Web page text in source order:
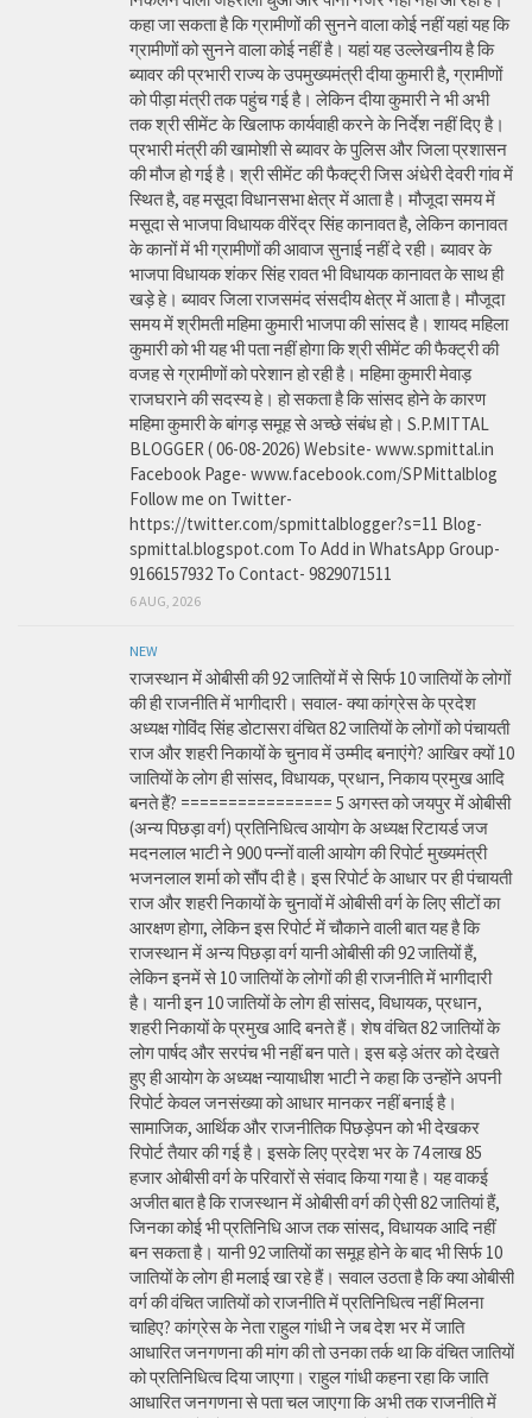
कहा जा सकता है कि ग्रामीणों की सुनने वाला कोई नहीं यहां यह कि
ग्रामीणों को सुनने वाला कोई नहीं है। यहां यह उल्लेखनीय है कि
ब्यावर की प्रभारी राज्य के उपमुख्यमंत्री दीया कुमारी है, ग्रामीणों
को पीड़ा मंत्री तक पहुंच गई है। लेकिन दीया कुमारी ने भी अभी
तक श्री सीमेंट के खिलाफ कार्यवाही करने के निर्देश नहीं दिए है।
प्रभारी मंत्री की खामोशी से ब्यावर के पुलिस और जिला प्रशासन
की मौज हो गई है। श्री सीमेंट की फैक्ट्री जिस अंधेरी देवरी गांव में
स्थित है, वह मसूदा विधानसभा क्षेत्र में आता है। मौजूदा समय में
मसूदा से भाजपा विधायक वीरेंद्र सिंह कानावत है, लेकिन कानावत
के कानों में भी ग्रामीणों की आवाज सुनाई नहीं दे रही। ब्यावर के
भाजपा विधायक शंकर सिंह रावत भी विधायक कानावत के साथ ही
खड़े हे। ब्यावर जिला राजसमंद संसदीय क्षेत्र में आता है। मौजूदा
समय में श्रीमती महिमा कुमारी भाजपा की सांसद है। शायद महिला
कुमारी को भी यह भी पता नहीं होगा कि श्री सीमेंट की फैक्ट्री की
वजह से ग्रामीणों को परेशान हो रही है। महिमा कुमारी मेवाड़
राजघराने की सदस्य हे। हो सकता है कि सांसद होने के कारण
महिमा कुमारी के बांगड़ समूह से अच्छे संबंध हो। S.P.MITTAL
BLOGGER ( 06-08-2026) Website- www.spmittal.in
Facebook Page- www.facebook.com/SPMittalblog
Follow me on Twitter-
https://twitter.com/spmittalblogger?s=11 Blog-
spmittal.blogspot.com To Add in WhatsApp Group-
9166157932 To Contact- 9829071511
6 AUG, 2026
NEW
राजस्थान में ओबीसी की 92 जातियों में से सिर्फ 10 जातियों के लोगों
की ही राजनीति में भागीदारी। सवाल- क्या कांग्रेस के प्रदेश
अध्यक्ष गोविंद सिंह डोटासरा वंचित 82 जातियों के लोगों को पंचायती
राज और शहरी निकायों के चुनाव में उम्मीद बनाएंगे? आखिर क्यों 10
जातियों के लोग ही सांसद, विधायक, प्रधान, निकाय प्रमुख आदि
बनते हैं? ================ 5 अगस्त को जयपुर में ओबीसी
(अन्य पिछड़ा वर्ग) प्रतिनिधित्व आयोग के अध्यक्ष रिटायर्ड जज
मदनलाल भाटी ने 900 पन्नों वाली आयोग की रिपोर्ट मुख्यमंत्री
भजनलाल शर्मा को सौंप दी है। इस रिपोर्ट के आधार पर ही पंचायती
राज और शहरी निकायों के चुनावों में ओबीसी वर्ग के लिए सीटों का
आरक्षण होगा, लेकिन इस रिपोर्ट में चौकाने वाली बात यह है कि
राजस्थान में अन्य पिछड़ा वर्ग यानी ओबीसी की 92 जातियों हैं,
लेकिन इनमें से 10 जातियों के लोगों की ही राजनीति में भागीदारी
है। यानी इन 10 जातियों के लोग ही सांसद, विधायक, प्रधान,
शहरी निकायों के प्रमुख आदि बनते हैं। शेष वंचित 82 जातियों के
लोग पार्षद और सरपंच भी नहीं बन पाते। इस बड़े अंतर को देखते
हुए ही आयोग के अध्यक्ष न्यायाधीश भाटी ने कहा कि उन्होंने अपनी
रिपोर्ट केवल जनसंख्या को आधार मानकर नहीं बनाई है।
सामाजिक, आर्थिक और राजनीतिक पिछड़ेपन को भी देखकर
रिपोर्ट तैयार की गई है। इसके लिए प्रदेश भर के 74 लाख 85
हजार ओबीसी वर्ग के परिवारों से संवाद किया गया है। यह वाकई
अजीत बात है कि राजस्थान में ओबीसी वर्ग की ऐसी 82 जातियां हैं,
जिनका कोई भी प्रतिनिधि आज तक सांसद, विधायक आदि नहीं
बन सकता है। यानी 92 जातियों का समूह होने के बाद भी सिर्फ 10
जातियों के लोग ही मलाई खा रहे हैं। सवाल उठता है कि क्या ओबीसी
वर्ग की वंचित जातियों को राजनीति में प्रतिनिधित्व नहीं मिलना
चाहिए? कांग्रेस के नेता राहुल गांधी ने जब देश भर में जाति
आधारित जनगणना की मांग की तो उनका तर्क था कि वंचित जातियों
को प्रतिनिधित्व दिया जाएगा। राहुल गांधी कहना रहा कि जाति
आधारित जनगणना से पता चल जाएगा कि अभी तक राजनीति में